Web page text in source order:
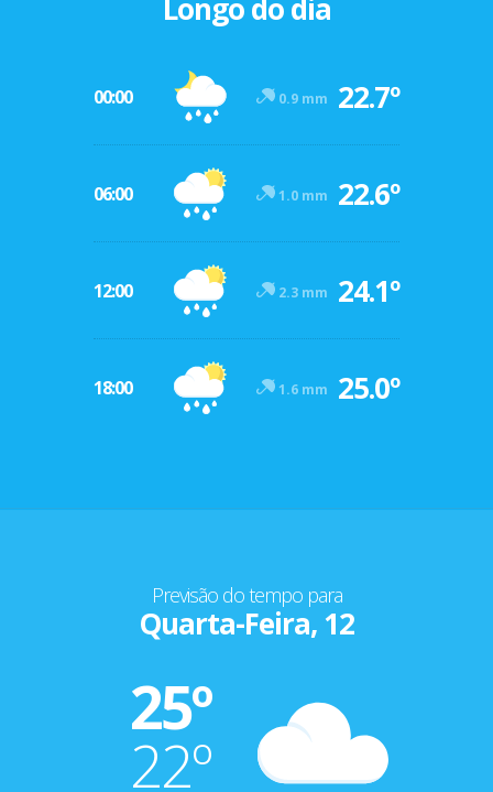
Longo do dia
00:00 0.9 mm 22.7º
06:00 1.0 mm 22.6º
12:00 2.3 mm 24.1º
18:00 1.6 mm 25.0º
Previsão do tempo para
Quarta-Feira, 12
25º
22º